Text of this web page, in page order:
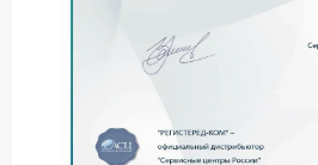
Ippon, так как вибрация может
износом внутренних
Роль сервисного